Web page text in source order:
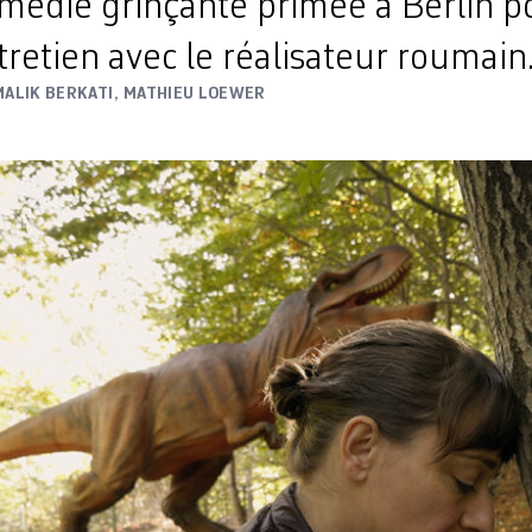
grinçante primée à Berlin
avec le réalisateur
BERKATI , MATHIEU LOEWER